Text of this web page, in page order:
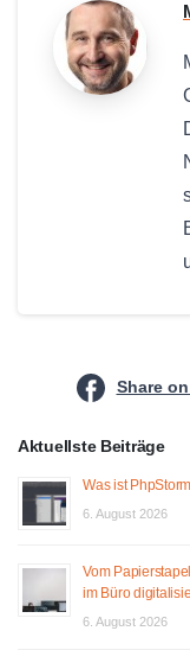
Share
Aktuellste Beiträge
Was ist
6. August 2026
Vom
im Büro
6. August 2026